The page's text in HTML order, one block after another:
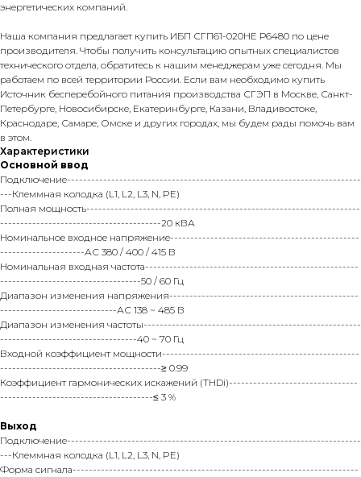
энергетических компаний.
Наша компания предлагает купить ИБП СГП61-020НЕ Р6480 по цене
производителя. Чтобы получить консультацию опытных специалистов
технического отдела, обратитесь к нашим менеджерам уже сегодня. Мы
работаем по всей территории России. Если вам необходимо купить
Источник бесперебойного питания производства СГЭП в Москве, Санкт-
Петербурге, Новосибирске, Екатеринбурге, Казани, Владивостоке,
Краснодаре, Самаре, Омске и других городах, мы будем рады помочь вам
в этом.
Характеристики
Основной ввод
Подключение-------------------------------------------------------------------------
---Клеммная колодка (L1, L2, L3, N, PE)
Полная мощность--------------------------------------------------------------------
----------------------------------------20 кВА
Номинальное входное напряжение-----------------------------------------------
---------------------АС 380 / 400 / 415 В
Номинальная входная частота-----------------------------------------------------
-----------------------------------50 / 60 Гц
Диапазон изменения напряжения-----------------------------------------------
-----------------------------АС 138 ~ 485 В
Диапазон изменения частоты------------------------------------------------------
----------------------------------40 ~ 70 Гц
Входной коэффициент мощности-------------------------------------------------
----------------------------------------≥ 0.99
Коэффициент гармонических искажений (THDi)--------------------------------
--------------------------------------≤ 3 %
Выход
Подключение-------------------------------------------------------------------------
---Клеммная колодка (L1, L2, L3, N, PE)
Форма сигнала-----------------------------------------------------------------------